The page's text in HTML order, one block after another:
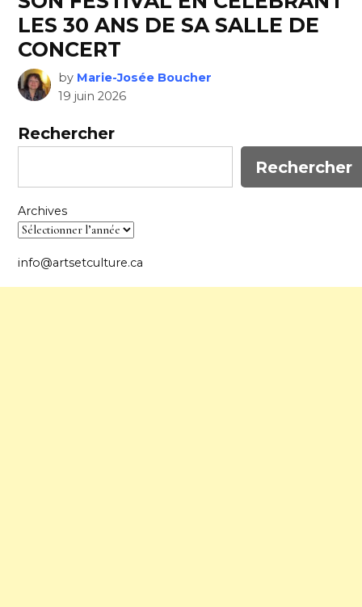
LES 30 ANS DE SA SALLE DE
CONCERT
by Marie-Josée Boucher
19 juin 2026
Rechercher
Rechercher
Archives
info@artsetculture.ca